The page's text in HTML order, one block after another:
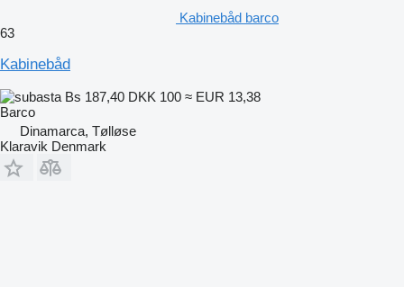
Kabinebåd barco
63
Kabinebåd
Bs 187,40 DKK 100 ≈ EUR 13,38
Barco
Dinamarca, Tølløse
Klaravik Denmark